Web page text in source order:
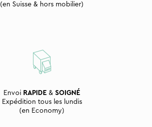
(en Suisse & hors mobilier)
Envoi RAPIDE & SOIGNÉ
Expédition tous les lundis
(en Economy)